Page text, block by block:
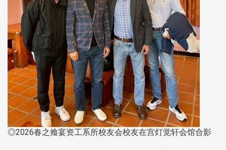
◎2026春之飨宴资工系所校友会校友在宫灯觉轩会馆合影